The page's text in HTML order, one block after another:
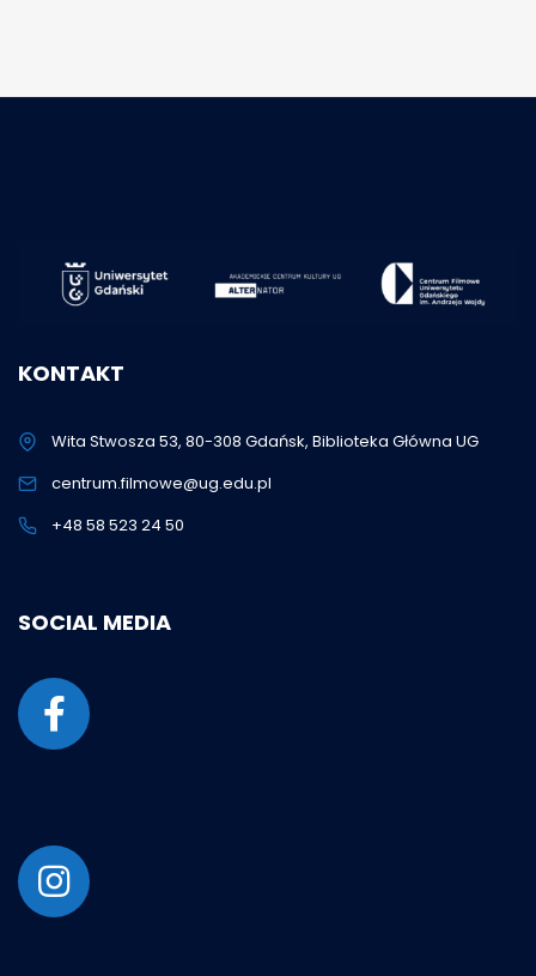
KONTAKT
Wita Stwosza 53, 80-308 Gdańsk, Biblioteka Główna UG
centrum.filmowe@ug.edu.pl
+48 58 523 24 50
SOCIAL MEDIA